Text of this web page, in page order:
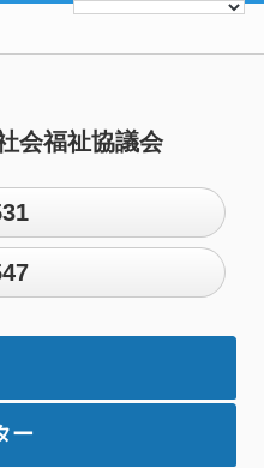
会福祉協議会
ー